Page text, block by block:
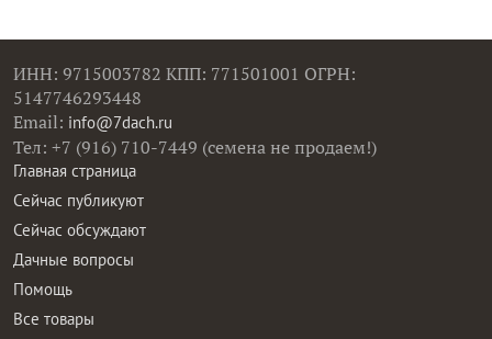
ИНН: 9715003782 КПП: 771501001 ОГРН:
5147746293448
Email: info@7dach.ru
Тел: +7 (916) 710-7449 (семена не продаем!)
Главная страница
Сейчас публикуют
Сейчас обсуждают
Дачные вопросы
Помощь
Все товары